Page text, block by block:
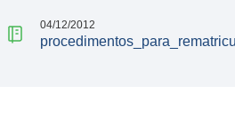
04/12/2012